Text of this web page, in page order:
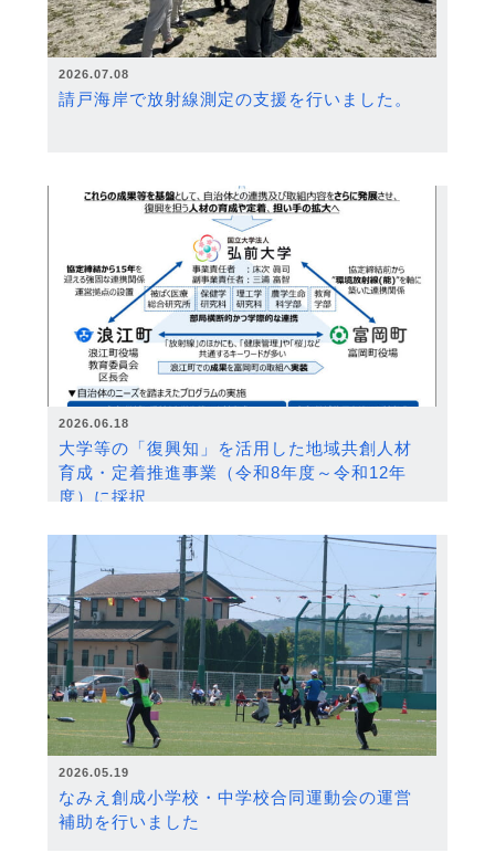
2026.07.08
請戸海岸で放射線測定の支援を行いました。
2026.06.18
大学等の「復興知」を活用した地域共創人材
育成・定着推進事業（令和8年度～令和12年
度）に採択
2026.05.19
なみえ創成小学校・中学校合同運動会の運営
補助を行いました